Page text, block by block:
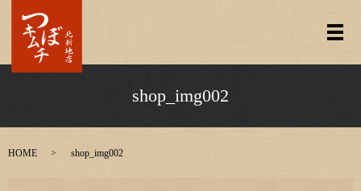
メ
shop_img002
HOME shop_img002